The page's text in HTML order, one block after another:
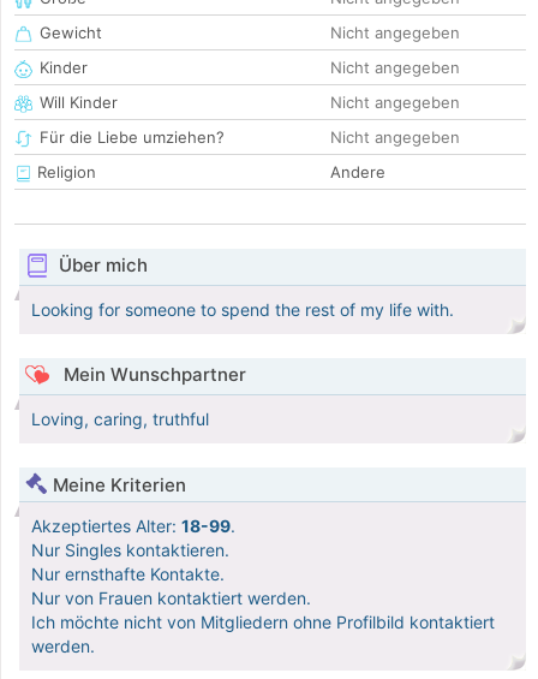
Gewicht
Nicht angegeben
Kinder
Nicht angegeben
Will Kinder
Nicht angegeben
Für die Liebe umziehen?
Nicht angegeben
Religion
Andere
Über mich
Looking for someone to spend the rest of my life with.
Mein Wunschpartner
Loving, caring, truthful
Meine Kriterien
Akzeptiertes Alter: 18-99.
Nur Singles kontaktieren.
Nur ernsthafte Kontakte.
Nur von Frauen kontaktiert werden.
Ich möchte nicht von Mitgliedern ohne Profilbild kontaktiert
werden.